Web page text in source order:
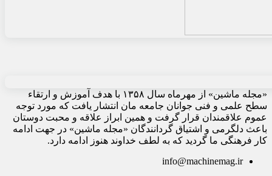
«مجله ماشین» از مهرماه سال ۱۳۵۸ با هدف آموزش و ارتقاء
سطح علمی و فنی جوانان جامعه مان انتشار یافت که مورد توجه
عموم علاقمندان قرار گرفت و همین ابراز علاقه و محبت دوستان
باعث دلگرمی و اشتیاق گردانندگان «مجله ماشین» در جهت ادامه
کار فرهنگی ما گردید که به لطف خداوند هنوز ادامه دارد.
info@machinemag.ir